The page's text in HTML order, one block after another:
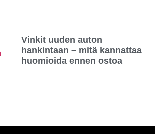
Vinkit uuden auton
hankintaan – mitä kannattaa
huomioida ennen ostoa